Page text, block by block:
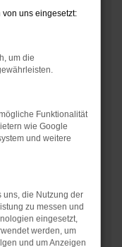
können
Browser
Stand sind.
ein
dazu führen,
mehr unterstützt
uns eingesetzt:
um die
Funktionalität
wie Google
und weitere
uns, die Nutzung der
zu messen und
eingesetzt,
werden, um
und um Anzeigen